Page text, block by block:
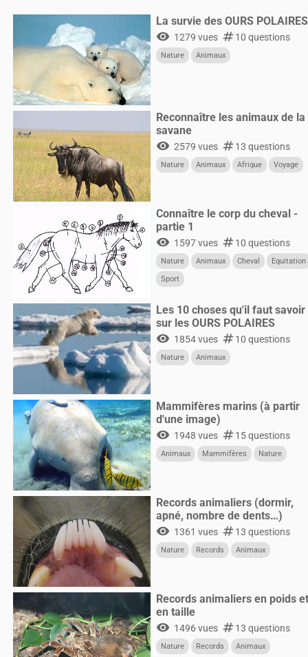
La survie des OURS POLAIRES
visibility 1279 vues numbers10 questions
Nature Animaux
Reconnaître les animaux de la
savane
visibility 2579 vues numbers13 questions
Nature Animaux Afrique Voyage
Connaître le corp du cheval -
partie 1
visibility 1597 vues numbers10 questions
Nature Animaux Cheval
Equitation
Sport
Les 10 choses qu'il faut savoir
sur les OURS POLAIRES
visibility 1854 vues numbers10 questions
Nature Animaux
Mammifères marins (à partir
d'une image)
visibility 1948 vues numbers15 questions
Animaux Mammifères Nature
Records animaliers (dormir,
apné, nombre de dents…)
visibility 1361 vues numbers13 questions
Nature Records Animaux
Records animaliers en poids
en taille
visibility 1496 vues numbers13 questions
Nature Records Animaux